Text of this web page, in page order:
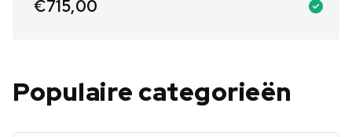
€715,00
Populaire categorieën